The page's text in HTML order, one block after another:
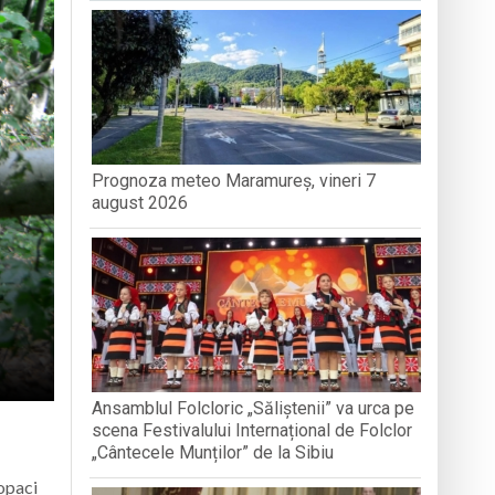
clubului de carte „Legături Literare”
Prognoza meteo Maramureș, vineri 7
august 2026
Ansamblul Folcloric „Săliștenii” va urca pe
scena Festivalului Internațional de Folclor
„Cântecele Munților” de la Sibiu